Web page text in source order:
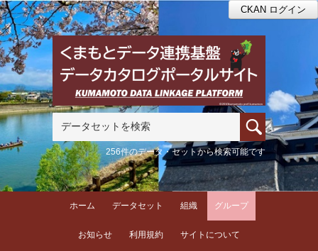
CKAN ログイン
256件のデータ・セットから検索可能です
ホーム データセット 組織 グループ
お知らせ 利用規約 サイトについて